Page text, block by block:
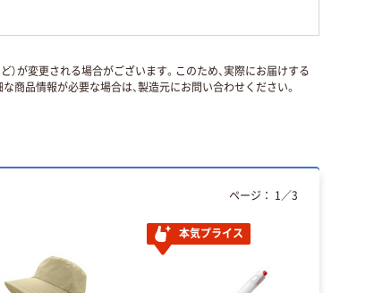
）が変更される場合がございます。このため、実際にお届けする
品情報が必要な場合は、製造元にお問い合わせください。
本気プライス
ページ： 1 ／3